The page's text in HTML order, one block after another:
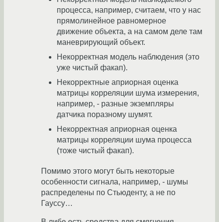
процесса, например, считаем, что у нас
прямолинейное равномерное
движение объекта, а на самом деле там
маневрирующий объект.
Некорректная модель наблюдения (это
уже чистый факап).
Некорректные априорная оценка
матрицы корреляции шума измерения,
например, - разные экземпляры
датчика поразному шумят.
Некорректная априорная оценка
матрицы корреляции шума процесса
(тоже чистый факап).
Помимо этого могут быть некоторые
особенности сигнала, например, - шумы
распределены по Стьюденту, а не по
Гауссу…